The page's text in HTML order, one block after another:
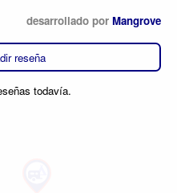
desarrollado por Mangrove
reseña
todavía.